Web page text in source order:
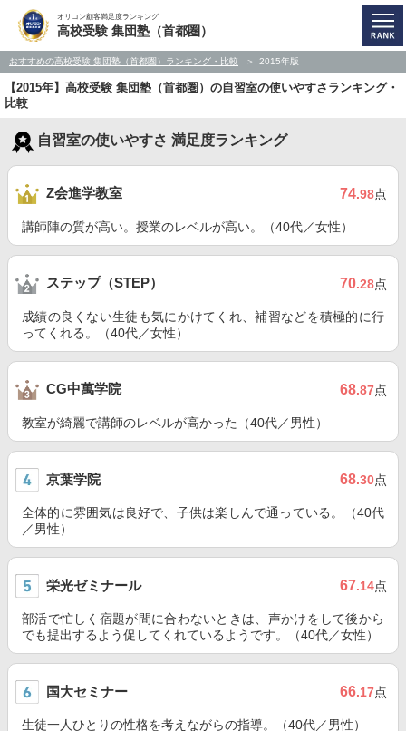
オリコン顧客満足度ランキング
高校受験 集団塾（首都圏）
おすすめの高校受験 集団塾（首都圏）ランキング・比較 2015年版
【2015年】高校受験 集団塾（首都圏）の自習室の使いやすさランキング・
比較
自習室の使いやすさ 満足度ランキング
Z会進学教室 74.98点
講師陣の質が高い。授業のレベルが高い。（40代／女性）
ステップ（STEP） 70.28点
成績の良くない生徒も気にかけてくれ、補習などを積極的に行
ってくれる。（40代／女性）
CG中萬学院 68.87点
教室が綺麗で講師のレベルが高かった（40代／男性）
京葉学院 68.30点
全体的に雰囲気は良好で、子供は楽しんで通っている。（40代
／男性）
栄光ゼミナール 67.14点
部活で忙しく宿題が間に合わないときは、声かけをして後から
でも提出するよう促してくれているようです。（40代／女性）
国大セミナー 66.17点
生徒一人ひとりの性格を考えながらの指導。（40代／男性）